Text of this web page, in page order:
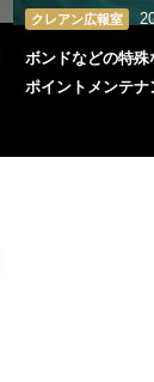
クレアン広報室
ボンドなどの特
ポイントメンテナ